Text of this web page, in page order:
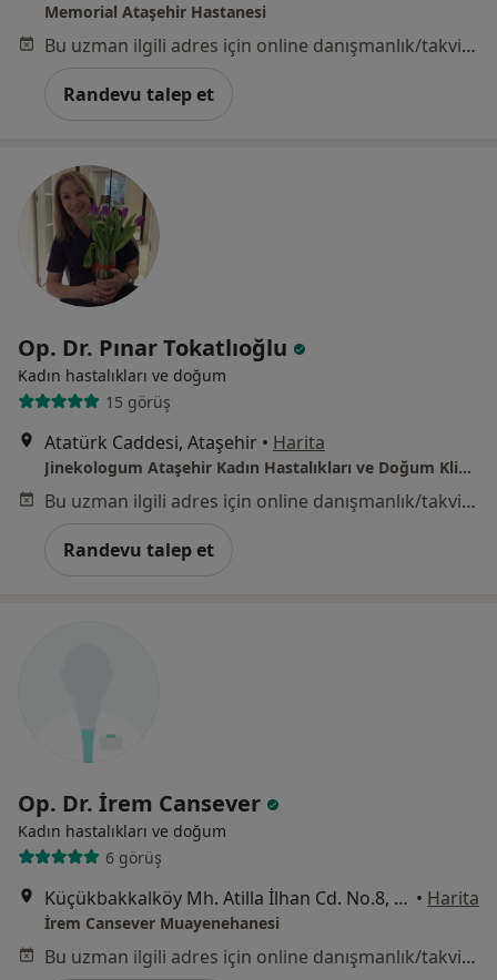
Memorial Ataşehir Hastanesi
Bu uzman ilgili adres için online danışmanlık/takvim sunmuyor.
Randevu talep et
Op. Dr. Pınar Tokatlıoğlu
Kadın hastalıkları ve doğum
15 görüş
Atatürk Caddesi, Ataşehir • Harita
Jinekologum Ataşehir Kadın Hastalıkları ve Doğum Kliniği
Bu uzman ilgili adres için online danışmanlık/takvim sunmuyor.
Randevu talep et
Op. Dr. İrem Cansever
Kadın hastalıkları ve doğum
6 görüş
Küçükbakkalköy Mh. Atilla İlhan Cd. No.8, İstanbul • Harita
İrem Cansever Muayenehanesi
Bu uzman ilgili adres için online danışmanlık/takvim sunmuyor.